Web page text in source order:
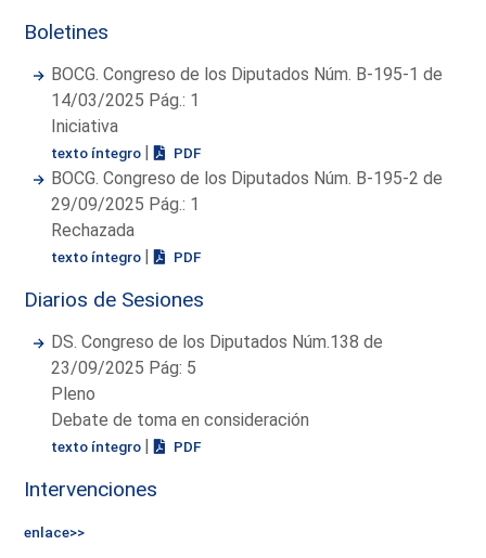
Boletines
BOCG. Congreso de los Diputados Núm. B-195-1 de
14/03/2025 Pág.: 1
Iniciativa
texto íntegro | PDF
BOCG. Congreso de los Diputados Núm. B-195-2 de
29/09/2025 Pág.: 1
Rechazada
texto íntegro | PDF
Diarios de Sesiones
DS. Congreso de los Diputados Núm.138 de
23/09/2025 Pág: 5
Pleno
Debate de toma en consideración
texto íntegro | PDF
Intervenciones
enlace>>